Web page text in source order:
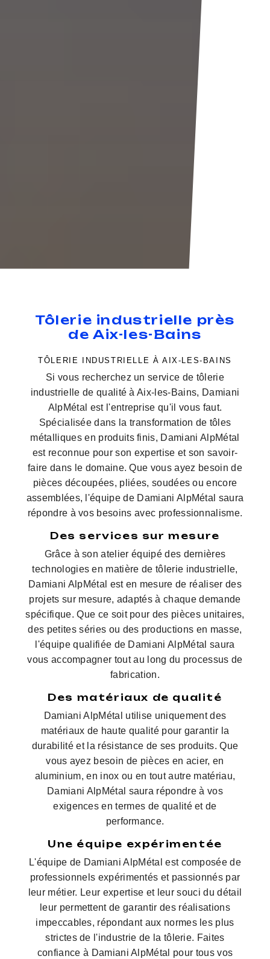
Tôlerie industrielle près
de Aix-les-Bains
TÔLERIE INDUSTRIELLE À AIX-LES-BAINS
Si vous recherchez un service de tôlerie
industrielle de qualité à Aix-les-Bains, Damiani
AlpMétal est l'entreprise qu'il vous faut.
Spécialisée dans la transformation de tôles
métalliques en produits finis, Damiani AlpMétal
est reconnue pour son expertise et son savoir-
faire dans le domaine. Que vous ayez besoin de
pièces découpées, pliées, soudées ou encore
assemblées, l'équipe de Damiani AlpMétal saura
répondre à vos besoins avec professionnalisme.
Des services sur mesure
Grâce à son atelier équipé des dernières
technologies en matière de tôlerie industrielle,
Damiani AlpMétal est en mesure de réaliser des
projets sur mesure, adaptés à chaque demande
spécifique. Que ce soit pour des pièces unitaires,
des petites séries ou des productions en masse,
l'équipe qualifiée de Damiani AlpMétal saura
vous accompagner tout au long du processus de
fabrication.
Des matériaux de qualité
Damiani AlpMétal utilise uniquement des
matériaux de haute qualité pour garantir la
durabilité et la résistance de ses produits. Que
vous ayez besoin de pièces en acier, en
aluminium, en inox ou en tout autre matériau,
Damiani AlpMétal saura répondre à vos
exigences en termes de qualité et de
performance.
Une équipe expérimentée
L'équipe de Damiani AlpMétal est composée de
professionnels expérimentés et passionnés par
leur métier. Leur expertise et leur souci du détail
leur permettent de garantir des réalisations
impeccables, répondant aux normes les plus
strictes de l'industrie de la tôlerie. Faites
confiance à Damiani AlpMétal pour tous vos